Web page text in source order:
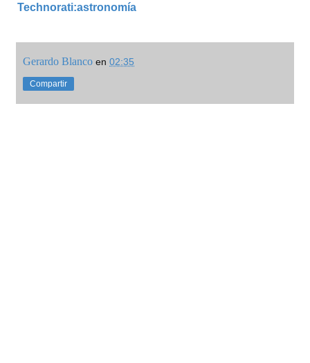
Technorati:astronomía
Gerardo Blanco en 02:35
Compartir